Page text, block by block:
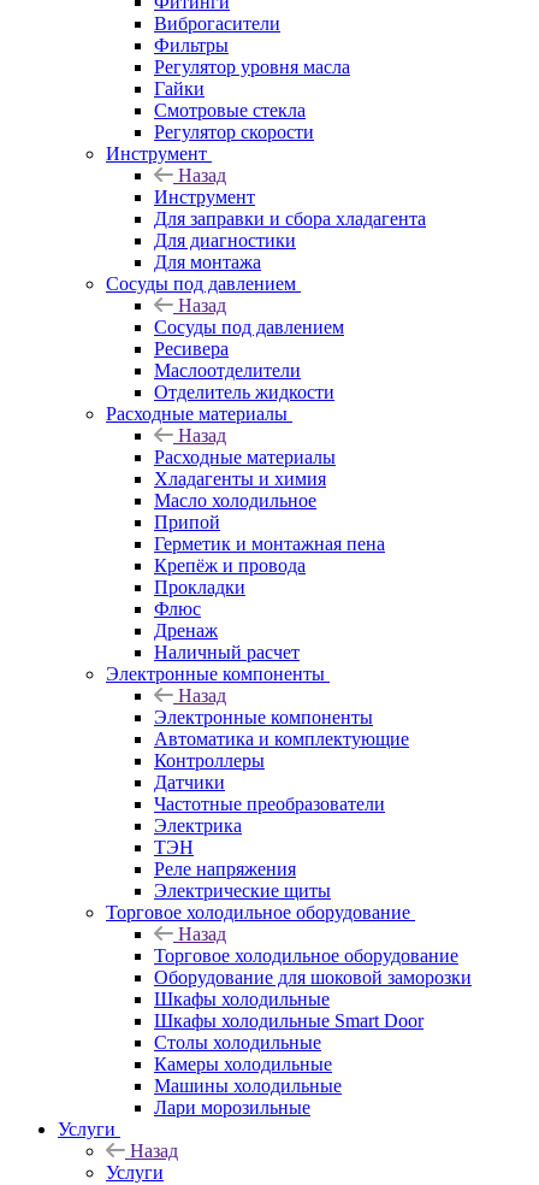
Виброгасители
Фильтры
Регулятор уровня масла
Гайки
Смотровые стекла
Регулятор скорости
Инструмент
Назад
Инструмент
Для заправки и сбора хладагента
Для диагностики
Для монтажа
Сосуды под давлением
Назад
Сосуды под давлением
Ресивера
Маслоотделители
Отделитель жидкости
Расходные материалы
Назад
Расходные материалы
Хладагенты и химия
Масло холодильное
Припой
Герметик и монтажная пена
Крепёж и провода
Прокладки
Флюс
Дренаж
Наличный расчет
Электронные компоненты
Назад
Электронные компоненты
Автоматика и комплектующие
Контроллеры
Датчики
Частотные преобразователи
Электрика
ТЭН
Реле напряжения
Электрические щиты
Торговое холодильное оборудование
Назад
Торговое холодильное оборудование
Оборудование для шоковой заморозки
Шкафы холодильные
Шкафы холодильные Smart Door
Столы холодильные
Камеры холодильные
Машины холодильные
Лари морозильные
Услуги
Назад
Услуги